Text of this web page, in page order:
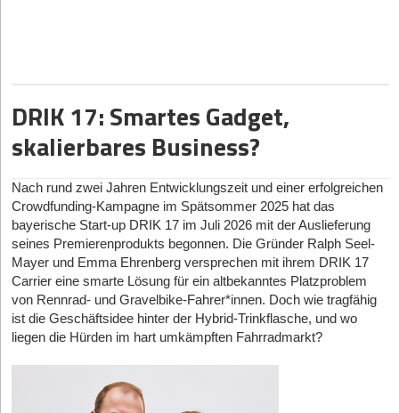
Leonardo war als Kind selbst Opfer von Cybermobbing. Wer nun
glaubt, dieses Trauma sei der einzige Auslöser für die Gründung
keine Erfahrung, sondern eine Recherche“, stellt Leonardo Benini
klar. Das Gründer-Duo habe analysiert, was Eltern heute
tatsächlich zur Verfügung stehe, was jedoch meist nur auf App-
Sperren oder Webfilter hinauslaufe. Der 23-Jährige wird deutlich:
„Das ist die falsche Antwort auf die richtige Sorge. Wenn ein Kind
nur noch zwei Stunden am Tag online ist, wird in diesen zwei
Stunden nichts sicherer.“ Cybergrooming passiere schließlich
nicht wegen zu viel Bildschirmzeit, sondern weil Erwachsene
unbemerkt Kontakt aufnehmen und die Kinder aus Scham
um Kontext direkt und lokal auf dem Gerät zu verarbeiten. „Vor
DRIK 17: Smartes Gadget,
skalierbares Business?
Nach rund zwei Jahren Entwicklungszeit und einer erfolgreichen
Crowdfunding-Kampagne im Spätsommer 2025 hat das
bayerische Start-up DRIK 17 im Juli 2026 mit der Auslieferung
seines Premierenprodukts begonnen. Die Gründer Ralph Seel-
Mayer und Emma Ehrenberg versprechen mit ihrem DRIK 17
Carrier eine smarte Lösung für ein altbekanntes Platzproblem
von Rennrad- und Gravelbike-Fahrer*innen. Doch wie tragfähig
ist die Geschäftsidee hinter der Hybrid-Trinkflasche, und wo
liegen die Hürden im hart umkämpften Fahrradmarkt?